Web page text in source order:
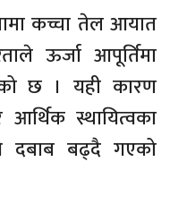
कच्चा तेल आयात
ऊर्जा आपूर्तिमा
छ । यही कारण
स्थायित्वका
दबाब बढ्दै गएको